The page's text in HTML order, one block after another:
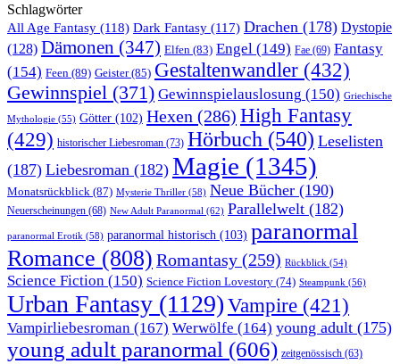
Schlagwörter
All Age Fantasy (118) Dark Fantasy (117) Drachen (178) Dystopie
(128) Dämonen (347) Elfen (83) Engel (149) Fae (69) Fantasy
(154) Feen (89) Geister(85) Gestaltenwandler (432)
Gewinnspiel (371) Gewinnspielauslosung (150) Griechische
Mythologie (55) Götter (102) Hexen (286) High Fantasy
(429) historischer Liebesroman (73) Hörbuch (540) Leselisten
(187) Liebesroman (182) Magie (1345)
Monatsrückblick (87) Mysterie Thriller (58) Neue Bücher (190)
Neuerscheinungen (68) New Adult Paranormal (62) Parallelwelt (182)
paranormal Erotik (58) paranormal historisch (103) paranormal
Romance (808) Romantasy (259) Rückblick (54)
Science Fiction (150) Science Fiction Lovestory (74) Steampunk (56)
Urban Fantasy (1129) Vampire (421)
Vampirliebesroman (167) Werwölfe (164) young adult (175)
young adult paranormal (606) zeitgenössisch (63)